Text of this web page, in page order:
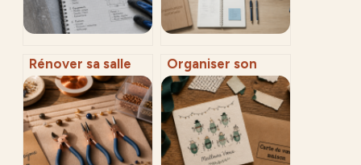
Rénover sa salle
de bain sans
sinistre : les 5
étapes techniques
pour une
étanchéité
Organiser son
bureau : 4 zones
clés pour booster
sa productivité de
15%